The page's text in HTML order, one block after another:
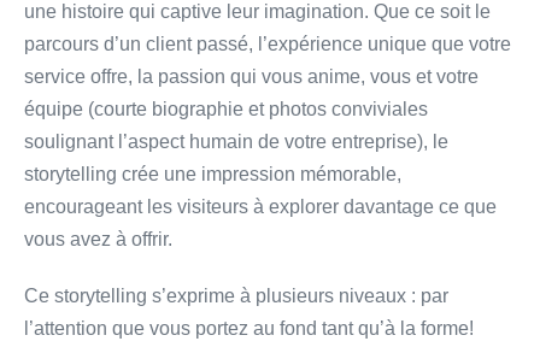
une histoire qui captive leur imagination. Que ce soit le
parcours d’un client passé, l’expérience unique que votre
service offre, la passion qui vous anime, vous et votre
équipe (courte biographie et photos conviviales
soulignant l’aspect humain de votre entreprise), le
storytelling crée une impression mémorable,
encourageant les visiteurs à explorer davantage ce que
vous avez à offrir.
Ce storytelling s’exprime à plusieurs niveaux : par
l’attention que vous portez au fond tant qu’à la forme!